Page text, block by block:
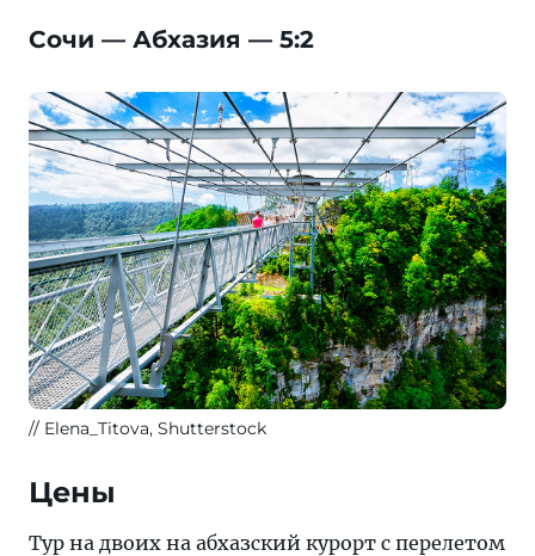
Сочи — Абхазия — 5:2
Elena_Titova, Shutterstock
Цены
Тур на двоих на абхазский курорт с перелетом